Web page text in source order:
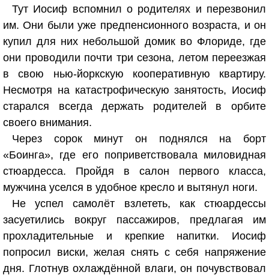
Тут Иосиф вспомнил о родителях и перезвонил
им. Они были уже предпенсионного возраста, и он
купил для них небольшой домик во Флориде, где
они проводили почти три сезона, летом переезжая
в свою нью-йоркскую кооперативную квартиру.
Несмотря на катастрофическую занятость, Иосиф
старался всегда держать родителей в орбите
своего внимания.
Через сорок минут он поднялся на борт
«Боинга», где его поприветствовала миловидная
стюардесса. Пройдя в салон первого класса,
мужчина уселся в удобное кресло и вытянул ноги.
Не успел самолёт взлететь, как стюардессы
засуетились вокруг пассажиров, предлагая им
прохладительные и крепкие напитки. Иосиф
попросил виски, желая снять с себя напряжение
дня. Глотнув охлаждённой влаги, он почувствовал